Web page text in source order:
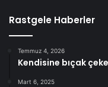
Rastgele Haberler
Temmuz 4, 2026
Kendisine bıçak
Mart 6, 2025